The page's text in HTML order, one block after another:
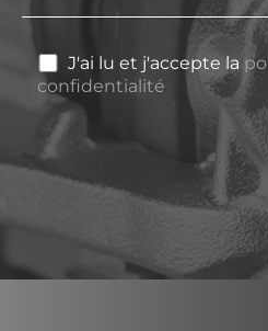
J'ai lu et j'accepte la
confidentialité